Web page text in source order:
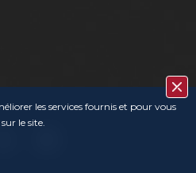
les services fournis et pour vous
le site.